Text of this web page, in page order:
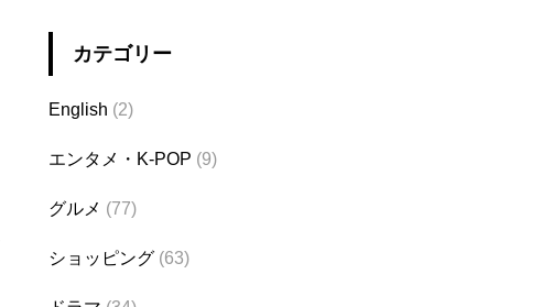
カテゴリー
English (2)
エンタメ・K-POP (9)
グルメ (77)
ショッピング (63)